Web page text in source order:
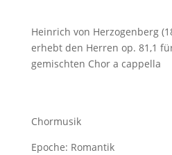
Heinrich von Herzogenberg
erhebt den Herren op. 81,1
gemischten Chor a cappella
Chormusik
Epoche: Romantik